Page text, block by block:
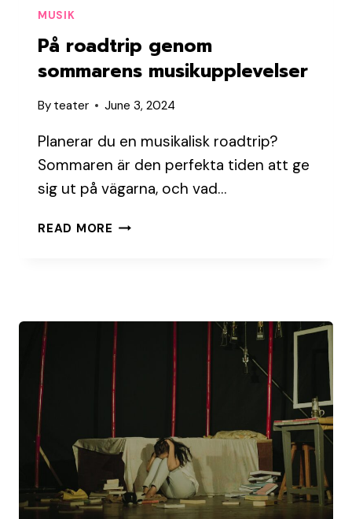
MUSIK
På roadtrip genom
sommarens musikupplevelser
By teater June 3, 2024
Planerar du en musikalisk roadtrip?
Sommaren är den perfekta tiden att ge
sig ut på vägarna, och vad…
READ MORE PÅ